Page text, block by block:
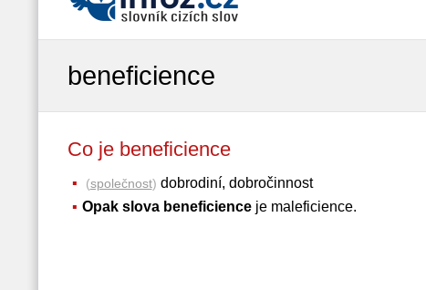
beneficience
Co je beneficience
(společnost) dobrodiní, dobročinnost
Opak slova beneficienceje maleficience.